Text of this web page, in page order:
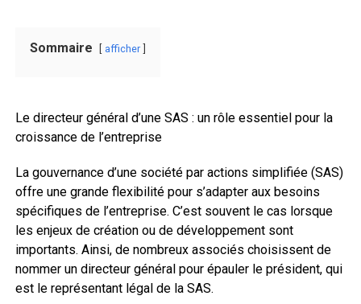
Sommaire afficher
Le directeur général d’une SAS : un rôle essentiel pour la
croissance de l’entreprise
La gouvernance d’une société par actions simplifiée (SAS)
offre une grande flexibilité pour s’adapter aux besoins
spécifiques de l’entreprise. C’est souvent le cas lorsque
les enjeux de création ou de développement sont
importants. Ainsi, de nombreux associés choisissent de
nommer un directeur général pour épauler le président, qui
est le représentant légal de la SAS.